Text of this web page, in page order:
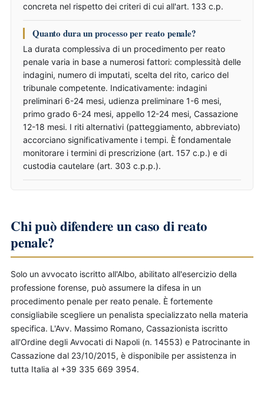
concreta nel rispetto dei criteri di cui all'art. 133 c.p.
Quanto dura un processo per reato penale?
La durata complessiva di un procedimento per reato
penale varia in base a numerosi fattori: complessità delle
indagini, numero di imputati, scelta del rito, carico del
tribunale competente. Indicativamente: indagini
preliminari 6-24 mesi, udienza preliminare 1-6 mesi,
primo grado 6-24 mesi, appello 12-24 mesi, Cassazione
12-18 mesi. I riti alternativi (patteggiamento, abbreviato)
accorciano significativamente i tempi. È fondamentale
monitorare i termini di prescrizione (art. 157 c.p.) e di
custodia cautelare (art. 303 c.p.p.).
Chi può difendere un caso di reato
penale?
Solo un avvocato iscritto all'Albo, abilitato all'esercizio della
professione forense, può assumere la difesa in un
procedimento penale per reato penale. È fortemente
consigliabile scegliere un penalista specializzato nella materia
specifica. L'Avv. Massimo Romano, Cassazionista iscritto
all'Ordine degli Avvocati di Napoli (n. 14553) e Patrocinante in
Cassazione dal 23/10/2015, è disponibile per assistenza in
tutta Italia al +39 335 669 3954.